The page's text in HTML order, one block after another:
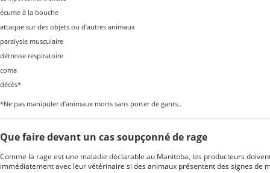
écume à la bouche
attaque sur des objets ou d’autres animaux
paralysie musculaire
détresse respiratoire
coma
décès*
*Ne pas manipuler d’animaux morts sans porter de gants..
Que faire devant un cas soupçonné de rage
Comme la rage est une maladie déclarable au Manitoba, les producteurs
immédiatement avec leur vétérinaire si des animaux présentent des signes de